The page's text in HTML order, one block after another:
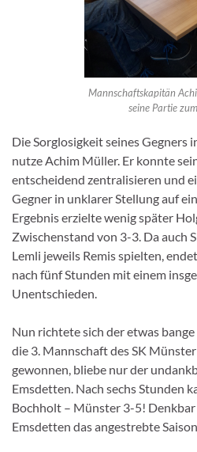
Mannschaftskapitän
seine Partie
Die Sorglosigkeit seines Gegners
nutze Achim Müller. Er konnte
entscheidend zentralisieren und
Gegner in unklarer Stellung auf
Ergebnis erzielte wenig später
Zwischenstand von 3-3. Da auch
Lemli jeweils Remis spielten,
nach fünf Stunden mit einem
Unentschieden.
Nun richtete sich der etwas
die 3. Mannschaft des SK
gewonnen, bliebe nur der
Emsdetten. Nach sechs Stunden
Bochholt – Münster 3-5!
Emsdetten das angestrebte